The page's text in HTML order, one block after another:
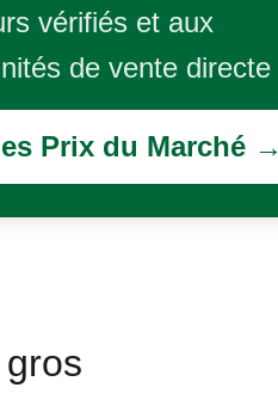
vérifiés et aux
de vente directe
Prix du Marché →